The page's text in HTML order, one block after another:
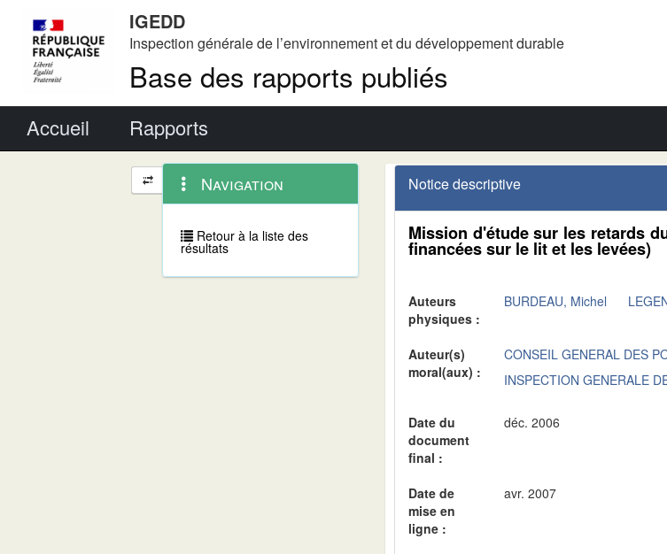
IGEDD
Inspection générale de l’environnement et du développement durable
Base des rapports publiés
Accueil Rapports
Navigation
et
outils
annexes
contextuel
Navigation
Retour à la liste des
résultats
Notice descriptive
Mission d'étude sur les retards
financées sur le lit et les levées)
Auteurs
physiques :
BURDEAU, Michel
Auteur(s)
moral(aux) :
CONSEIL GENERAL DES
INSPECTION GENERALE
Date du
document
final :
déc. 2006
Date de
mise en
ligne :
avr. 2007